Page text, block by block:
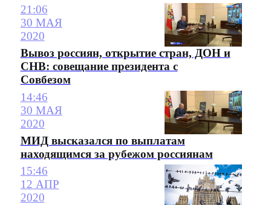
21:06
30 МАЯ
2020
Вывоз россиян, открытие стран, ДОН и
СНВ: совещание президента с
Совбезом
14:46
30 МАЯ
2020
МИД высказался по выплатам
находящимся за рубежом россиянам
15:46
12 АПР
2020